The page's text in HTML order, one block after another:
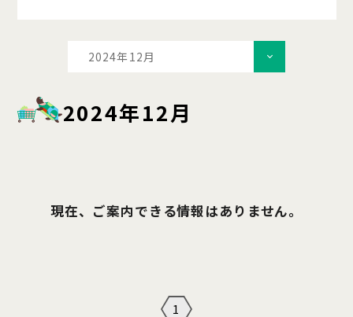
2024年12月
2024年12月
現在、ご案内できる情報はありません。
1